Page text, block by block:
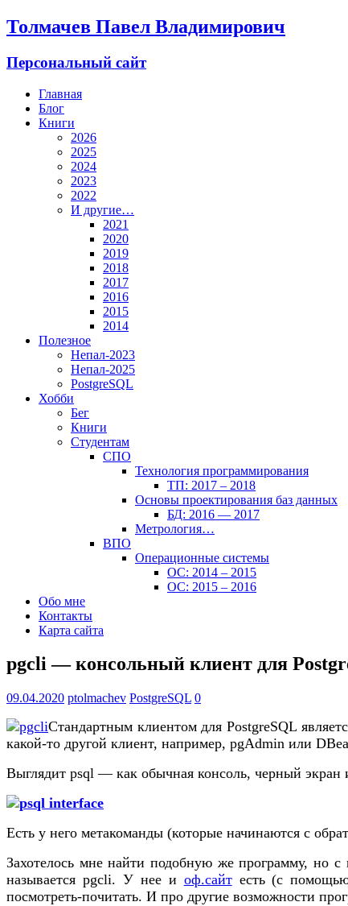
Толмачев Павел Владимирович
Персональный сайт
Главная
Блог
Книги
2026
2025
2024
2023
2022
И другие…
2021
2020
2019
2018
2017
2016
2015
2014
Полезное
Непал-2023
Непал-2025
PostgreSQL
Хобби
Бег
Книги
Студентам
СПО
Технология программирования
ТП: 2017 – 2018
Основы проектирования баз данных
БД: 2016 — 2017
Метрология…
ВПО
Операционные системы
ОС: 2014 – 2015
ОС: 2015 – 2016
Обо мне
Контакты
Карта сайта
pgcli — консольный клиент для
09.04.2020 ptolmachev PostgreSQL 0
Стандартным клиентом для PostgreSQL
какой-то другой клиент, например, pgAdmin или
Выглядит psql — как обычная консоль, черный экран
Есть у него метакоманды (которые начинаются с
Захотелось мне найти подобную же программу, но
называется pgcli. У нее и оф.сайтесть (с
посмотреть-почитать. И про другие возможности